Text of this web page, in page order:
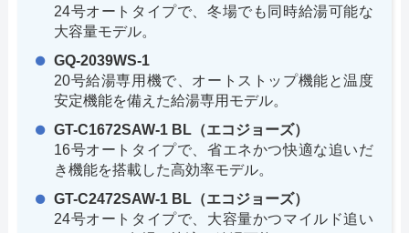
24号オートタイプで、冬場でも同時給湯可能な
大容量モデル。
GQ-2039WS-1
20号給湯専用機で、オートストップ機能と温度
安定機能を備えた給湯専用モデル。
GT-C1672SAW-1 BL（エコジョーズ）
16号オートタイプで、省エネかつ快適な追いだ
き機能を搭載した高効率モデル。
GT-C2472SAW-1 BL（エコジョーズ）
24号オートタイプで、大容量かつマイルド追い